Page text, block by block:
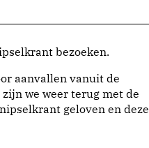
bezoeken.
aanvallen vanuit de
we weer terug met de
geloven en deze